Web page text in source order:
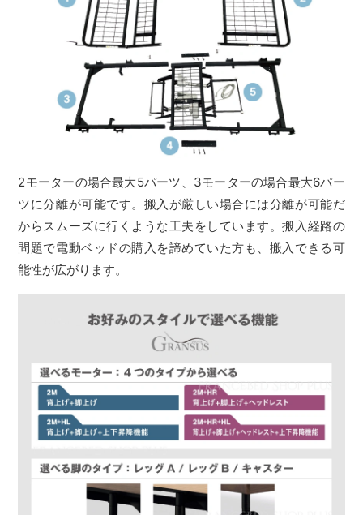
2モーターの場合最大5パーツ、3モーターの場合最大6パー
ツに分離が可能です。搬入が厳しい場合には分離が可能だ
からスムーズに行くような工夫をしています。搬入経路の
問題で電動ベッドの購入を諦めていた方も、搬入できる可
能性が広がります。